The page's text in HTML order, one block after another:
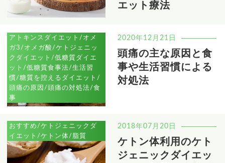
エット療法
アトキンスダイエット/オメ
ガ3/オメガ酸/ケトジェニッ
クダイエット/低糖質ダイエ
ット/低糖質食事法/生活習
慣/糖質を控えるダイエット/
頭痛の原因/頭痛の対処法/食
事
2020年12月21日
頭痛の主な原因と食
事や生活習慣による
対処法
おすすめ/ケトジェニックダ
イエット/ケトン体/脂質
2018年07月20日
ケトン体利用のケト
ジェニックダイエッ